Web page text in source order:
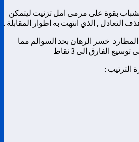
بقوة على مرمى امل تزنيت ليتمكن
, الذي انتهت به اطوار المقابلة .
المطارد خسر الرهان بحد السوالم مما
الفارق الى 3 نقاط
الترتيب :